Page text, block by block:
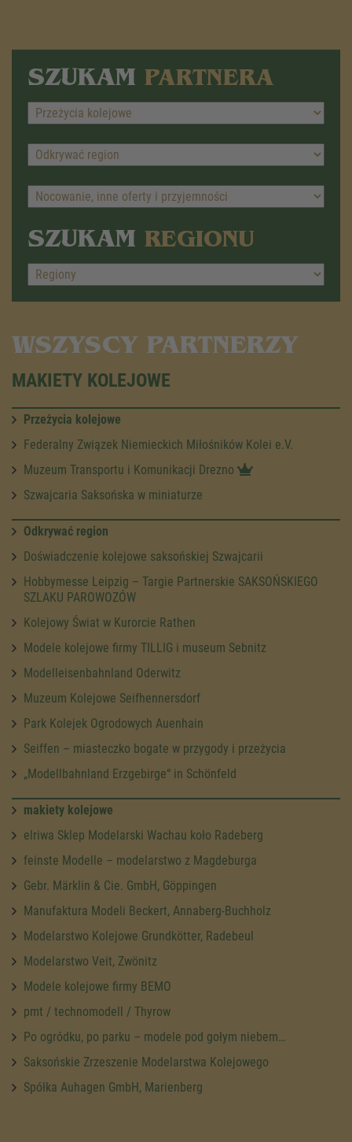
SZUKAM PARTNERA
SZUKAM REGIONU
WSZYSCY PARTNERZY
MAKIETY KOLEJOWE
Przeżycia kolejowe
Federalny Związek Niemieckich Miłośników Kolei e.V.
Muzeum Transportu i Komunikacji Drezno
Szwajcaria Saksońska w miniaturze
Odkrywać region
Doświadczenie kolejowe saksońskiej Szwajcarii
Hobbymesse Leipzig – Targie Partnerskie SAKSOŃSKIEGO
SZLAKU PAROWOZÓW
Kolejowy Świat w Kurorcie Rathen
Modele kolejowe firmy TILLIG i museum Sebnitz
Modelleisenbahnland Oderwitz
Muzeum Kolejowe Seifhennersdorf
Park Kolejek Ogrodowych Auenhain
Seiffen – miasteczko bogate w przygody i przeżycia
„Modellbahnland Erzgebirge“ in Schönfeld
makiety kolejowe
elriwa Sklep Modelarski Wachau koło Radeberg
feinste Modelle – modelarstwo z Magdeburga
Gebr. Märklin & Cie. GmbH, Göppingen
Manufaktura Modeli Beckert, Annaberg-Buchholz
Modelarstwo Kolejowe Grundkötter, Radebeul
Modelarstwo Veit, Zwönitz
Modele kolejowe firmy BEMO
pmt / technomodell / Thyrow
Po ogródku, po parku – modele pod gołym niebem…
Saksońskie Zrzeszenie Modelarstwa Kolejowego
Spółka Auhagen GmbH, Marienberg